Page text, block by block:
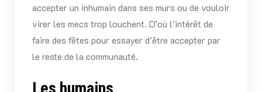
accepter un inhumain dans ses murs ou de vouloir
virer les mecs trop louchent. D’où l’intérêt de
faire des fêtes pour essayer d’être accepter par
le reste de la communauté.